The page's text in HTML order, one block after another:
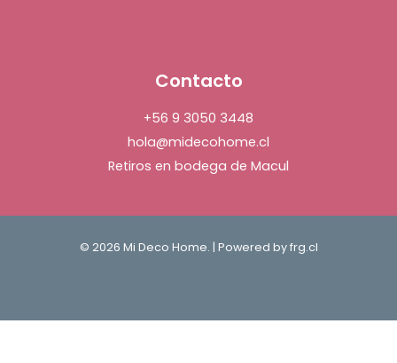
Contacto
+56 9 3050 3448
hola@midecohome.cl
Retiros en bodega de Macul
© 2026 Mi Deco Home. | Powered byfrg.cl